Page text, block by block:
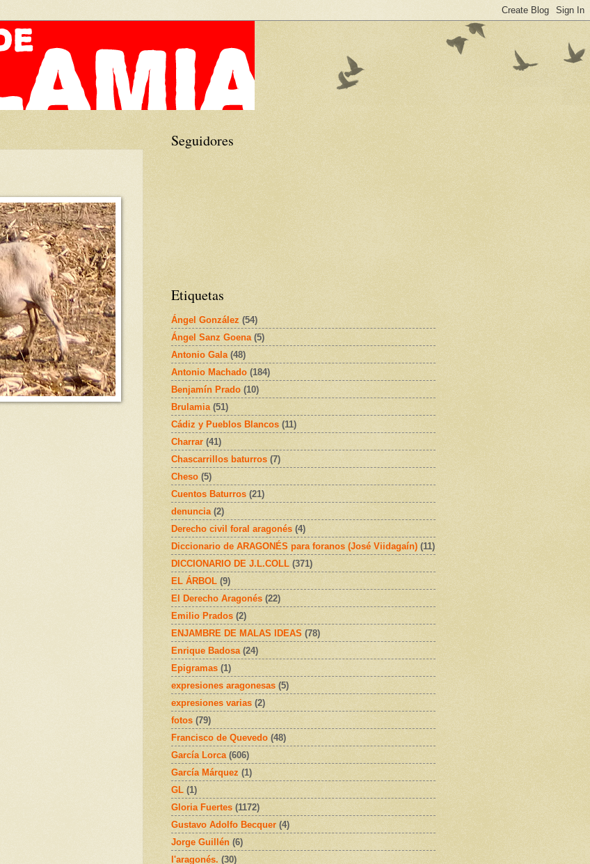
Seguidores
Etiquetas
Ángel González (54)
Ángel Sanz Goena (5)
Antonio Gala (48)
Antonio Machado (184)
Benjamín Prado (10)
Brulamia (51)
Cádiz y Pueblos Blancos (11)
Charrar (41)
Chascarrillos baturros (7)
Cheso (5)
Cuentos Baturros (21)
denuncia (2)
Derecho civil foral aragonés (4)
Diccionario de ARAGONÉS para foranos (José Viidagaín) (11)
DICCIONARIO DE J.L.COLL (371)
EL ÁRBOL (9)
El Derecho Aragonés (22)
Emilio Prados (2)
ENJAMBRE DE MALAS IDEAS (78)
Enrique Badosa (24)
Epigramas (1)
expresiones aragonesas (5)
expresiones varias (2)
fotos (79)
Francisco de Quevedo (48)
García Lorca (606)
García Márquez (1)
GL (1)
Gloria Fuertes (1172)
Gustavo Adolfo Becquer (4)
Jorge Guillén (6)
l'aragonés. (30)